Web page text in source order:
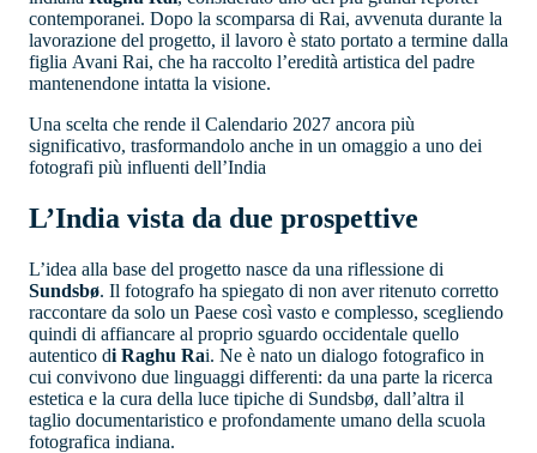
contemporanei. Dopo la scomparsa di Rai, avvenuta durante la
lavorazione del progetto, il lavoro è stato portato a termine dalla
figlia Avani Rai, che ha raccolto l’eredità artistica del padre
mantenendone intatta la visione.
Una scelta che rende il Calendario 2027 ancora più
significativo, trasformandolo anche in un omaggio a uno dei
fotografi più influenti dell’India
L’India vista da due prospettive
L’idea alla base del progetto nasce da una riflessione di
Sundsbø. Il fotografo ha spiegato di non aver ritenuto corretto
raccontare da solo un Paese così vasto e complesso, scegliendo
quindi di affiancare al proprio sguardo occidentale quello
autentico di Raghu Rai. Ne è nato un dialogo fotografico in
cui convivono due linguaggi differenti: da una parte la ricerca
estetica e la cura della luce tipiche di Sundsbø, dall’altra il
taglio documentaristico e profondamente umano della scuola
fotografica indiana.